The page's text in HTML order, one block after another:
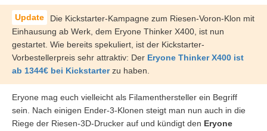
Die Kickstarter-Kampagne zum Riesen-Voron-Klon mit
Einhausung ab Werk, dem Eryone Thinker X400, ist nun
gestartet. Wie bereits spekuliert, ist der Kickstarter-
Vorbestellerpreis sehr attraktiv: Der Eryone Thinker X400 ist
ab 1344€ bei Kickstarterzu haben.
Eryone mag euch vielleicht als Filamenthersteller ein Begriff
sein. Nach einigen Ender-3-Klonen steigt man nun auch in die
Riege der Riesen-3D-Drucker auf und kündigt den Eryone